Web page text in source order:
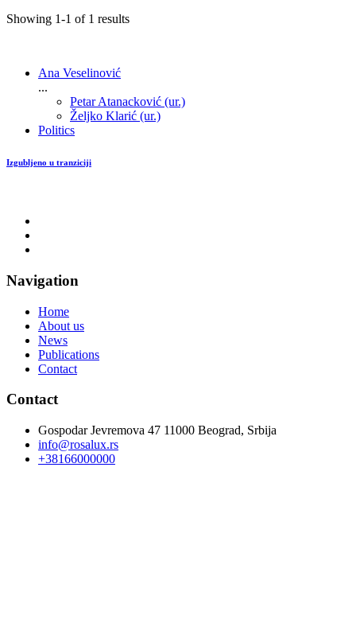
Showing 1-1 of 1 results
Ana Veselinović
...
Petar Atanacković (ur.)
Željko Klarić (ur.)
Politics
Izgubljeno u tranziciji
Navigation
Home
About us
News
Publications
Contact
Contact
Gospodar Jevremova 47 11000 Beograd, Srbija
info@rosalux.rs
+38166000000